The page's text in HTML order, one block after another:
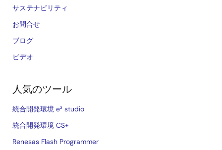
サステナビリティ
お問合せ
ブログ
ビデオ
人気のツール
統合開発環境 e² studio
統合開発環境 CS+
Renesas Flash Programmer